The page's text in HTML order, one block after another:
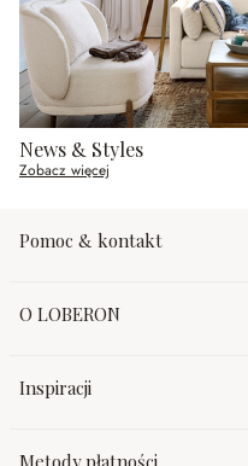
News & Styles
Zobacz więcej
Pomoc & kontakt
O LOBERON
Inspiracji